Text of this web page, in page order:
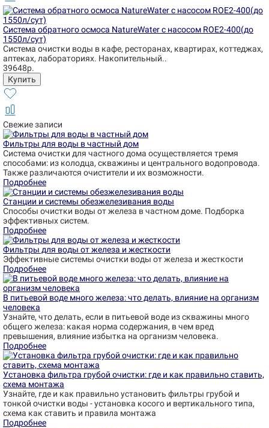
Система обратного осмоса NatureWater с насосом ROE2-400(до
1550л/сут)
Система очистки воды в кафе, ресторанах, квартирах, коттеджах,
аптеках, лабораториях. Накопительный..
39648р.
Свежие записи
Фильтры для воды в частный дом
Система очистки для частного дома осуществляется тремя
способами: из колодца, скважины и центрального водопровода.
Также различаются очистители и их возможности.
Подробнее
Станции и системы обезжелезивания воды
Способы очистки воды от железа в частном доме. Подборка
эффективных систем.
Подробнее
Фильтры для воды от железа и жесткости
Эффективные системы очистки воды от железа и жесткости
Подробнее
В питьевой воде много железа: что делать, влияние на организм
человека
Узнайте, что делать, если в питьевой воде из скважины много
общего железа: какая норма содержания, в чем вред
превышения, влияние избытка на организм человека.
Подробнее
Установка фильтра грубой очистки: где и как правильно ставить,
схема монтажа
Узнайте, где и как правильно установить фильтры грубой и
тонкой очистки воды - установка косого и вертикального типа,
схема как ставить и правила монтажа
Подробнее